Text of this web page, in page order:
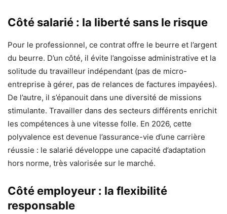
Côté salarié : la liberté sans le risque
Pour le professionnel, ce contrat offre le beurre et l’argent
du beurre. D’un côté, il évite l’angoisse administrative et la
solitude du travailleur indépendant (pas de micro-
entreprise à gérer, pas de relances de factures impayées).
De l’autre, il s’épanouit dans une diversité de missions
stimulante. Travailler dans des secteurs différents enrichit
les compétences à une vitesse folle. En 2026, cette
polyvalence est devenue l’assurance-vie d’une carrière
réussie : le salarié développe une capacité d’adaptation
hors norme, très valorisée sur le marché.
Côté employeur : la flexibilité
responsable